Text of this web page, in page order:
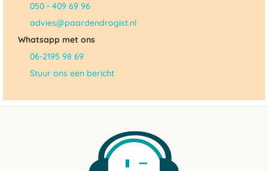
050 - 409 69 96
advies@paardendrogist.nl
Whatsapp met ons
06-2195 98 69
Stuur ons een bericht